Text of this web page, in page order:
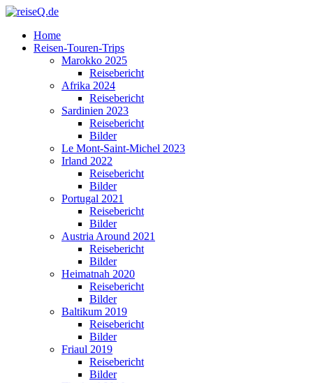
Home
Reisen-Touren-Trips
Marokko 2025
Reisebericht
Afrika 2024
Reisebericht
Sardinien 2023
Reisebericht
Bilder
Le Mont-Saint-Michel 2023
Irland 2022
Reisebericht
Bilder
Portugal 2021
Reisebericht
Bilder
Austria Around 2021
Reisebericht
Bilder
Heimatnah 2020
Reisebericht
Bilder
Baltikum 2019
Reisebericht
Bilder
Friaul 2019
Reisebericht
Bilder